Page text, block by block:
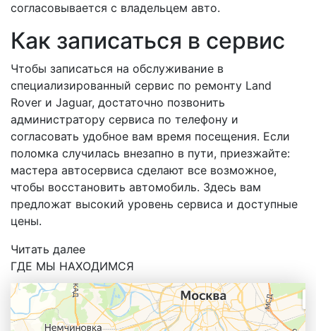
согласовывается с владельцем авто.
Как записаться в сервис
Чтобы записаться на обслуживание в
специализированный сервис по ремонту Land
Rover и Jaguar, достаточно позвонить
администратору сервиса по телефону и
согласовать удобное вам время посещения. Если
поломка случилась внезапно в пути, приезжайте:
мастера автосервиса сделают все возможное,
чтобы восстановить автомобиль. Здесь вам
предложат высокий уровень сервиса и доступные
цены.
Читать далее
ГДЕ МЫ НАХОДИМСЯ